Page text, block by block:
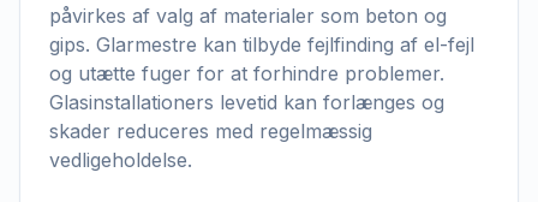
påvirkes af valg af materialer som beton og
gips. Glarmestre kan tilbyde fejlfinding af el-fejl
og utætte fuger for at forhindre problemer.
Glasinstallationers levetid kan forlænges og
skader reduceres med regelmæssig
vedligeholdelse.